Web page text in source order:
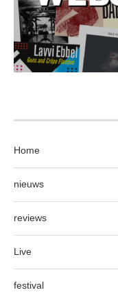
Home
nieuws
reviews
Live
festival